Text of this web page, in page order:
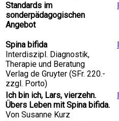
Standards im
sonderpädagogischen
Angebot
Spina bifida
Interdiszipl. Diagnostik,
Therapie und Beratung
Verlag de Gruyter (SFr. 220.-
zzgl. Porto)
Ich bin ich, Lars, vierzehn.
Übers Leben mit Spina bifida.
Von Susanne Kurz